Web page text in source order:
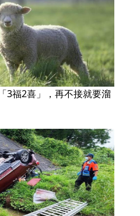
3福2喜」，再不接就要溜